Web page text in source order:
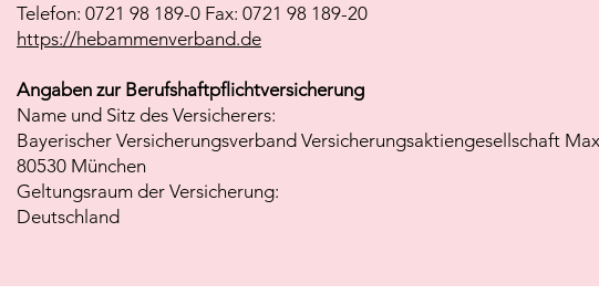
Telefon: 0721 98 189-0 Fax: 0721 98 189-20
https://hebammenverband.de
Angaben zur Berufshaftpflichtversicherung
Name und Sitz des Versicherers:
Bayerischer Versicherungsverband Versicherungsaktiengesellschaft
80530 München
Geltungsraum der Versicherung:
Deutschland